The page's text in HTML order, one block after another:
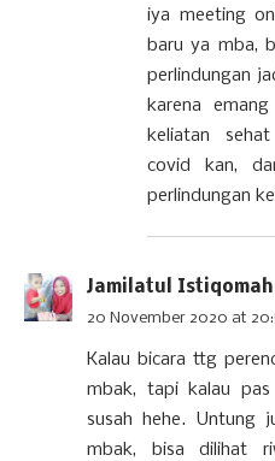
iya meeting
baru ya mba,
perlindungan
karena
keliatan
covid kan,
perlindungan
Jamilatul Istiqomah
20 November 2020 at
Kalau bicara ttg
mbak, tapi kalau pas
susah hehe. Untung
mbak, bisa dilihat